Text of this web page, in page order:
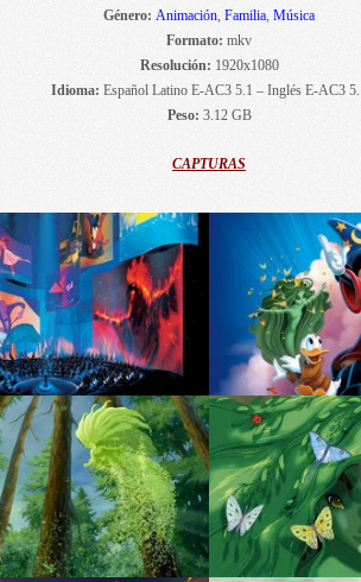
Género: Animación, Familia, Música
Formato: mkv
Resolución: 1920x1080
Idioma: Español Latino E-AC3 5.1 – Inglés E-AC3
Peso: 3.12 GB
CAPTURAS